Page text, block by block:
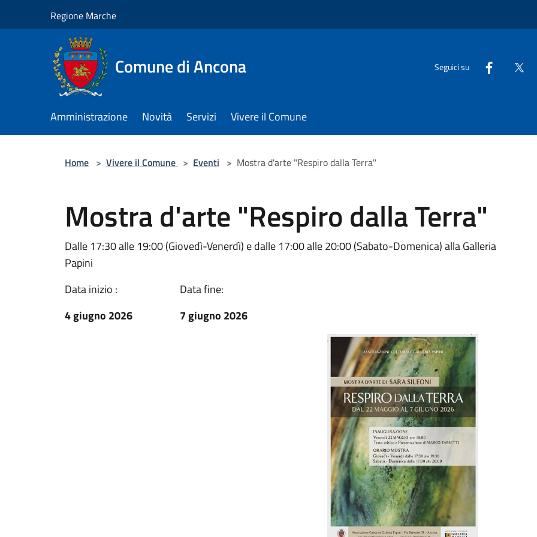
Regione Marche
Comune di Ancona Seguici su
Amministrazione Novità Servizi Vivere il Comune
Home > Vivere il Comune > Eventi > Mostra d'arte "Respiro dalla Terra"
Mostra d'arte "Respiro dalla Terra"
Dalle 17:30 alle 19:00 (Giovedì-Venerdì) e dalle 17:00 alle 20:00 (Sabato-Domenica) alla Galleria
Papini
Data inizio :
4 giugno 2026
Data fine:
7 giugno 2026